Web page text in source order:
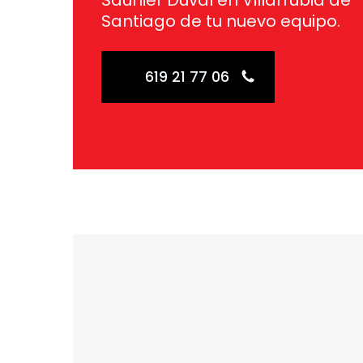
Santiago de tu nuevo equipo.
619 21 77 06